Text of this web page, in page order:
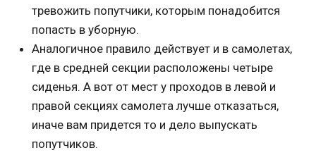
тревожить попутчики, которым понадобится
попасть в уборную.
Аналогичное правило действует и в самолетах,
где в средней секции расположены четыре
сиденья. А вот от мест у проходов в левой и
правой секциях самолета лучше отказаться,
иначе вам придется то и дело выпускать
попутчиков.